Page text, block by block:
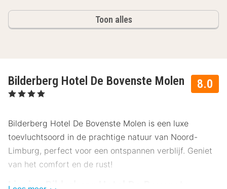
Toon alles
8.0
Bilderberg Hotel De Bovenste Molen
, 4 Sterren
Bilderberg Hotel De Bovenste Molen is een luxe
toevluchtsoord in de prachtige natuur van Noord-
Limburg, perfect voor een ontspannen verblijf. Geniet
van het comfort en de rust!
Ligging Bilderberg Hotel De Bovenste